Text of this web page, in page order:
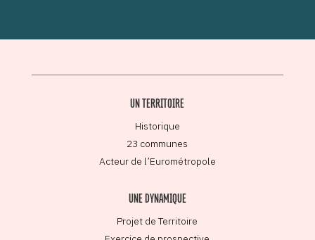
UN TERRITOIRE
Historique
23 communes
Acteur de l’Eurométropole
UNE DYNAMIQUE
Projet de Territoire